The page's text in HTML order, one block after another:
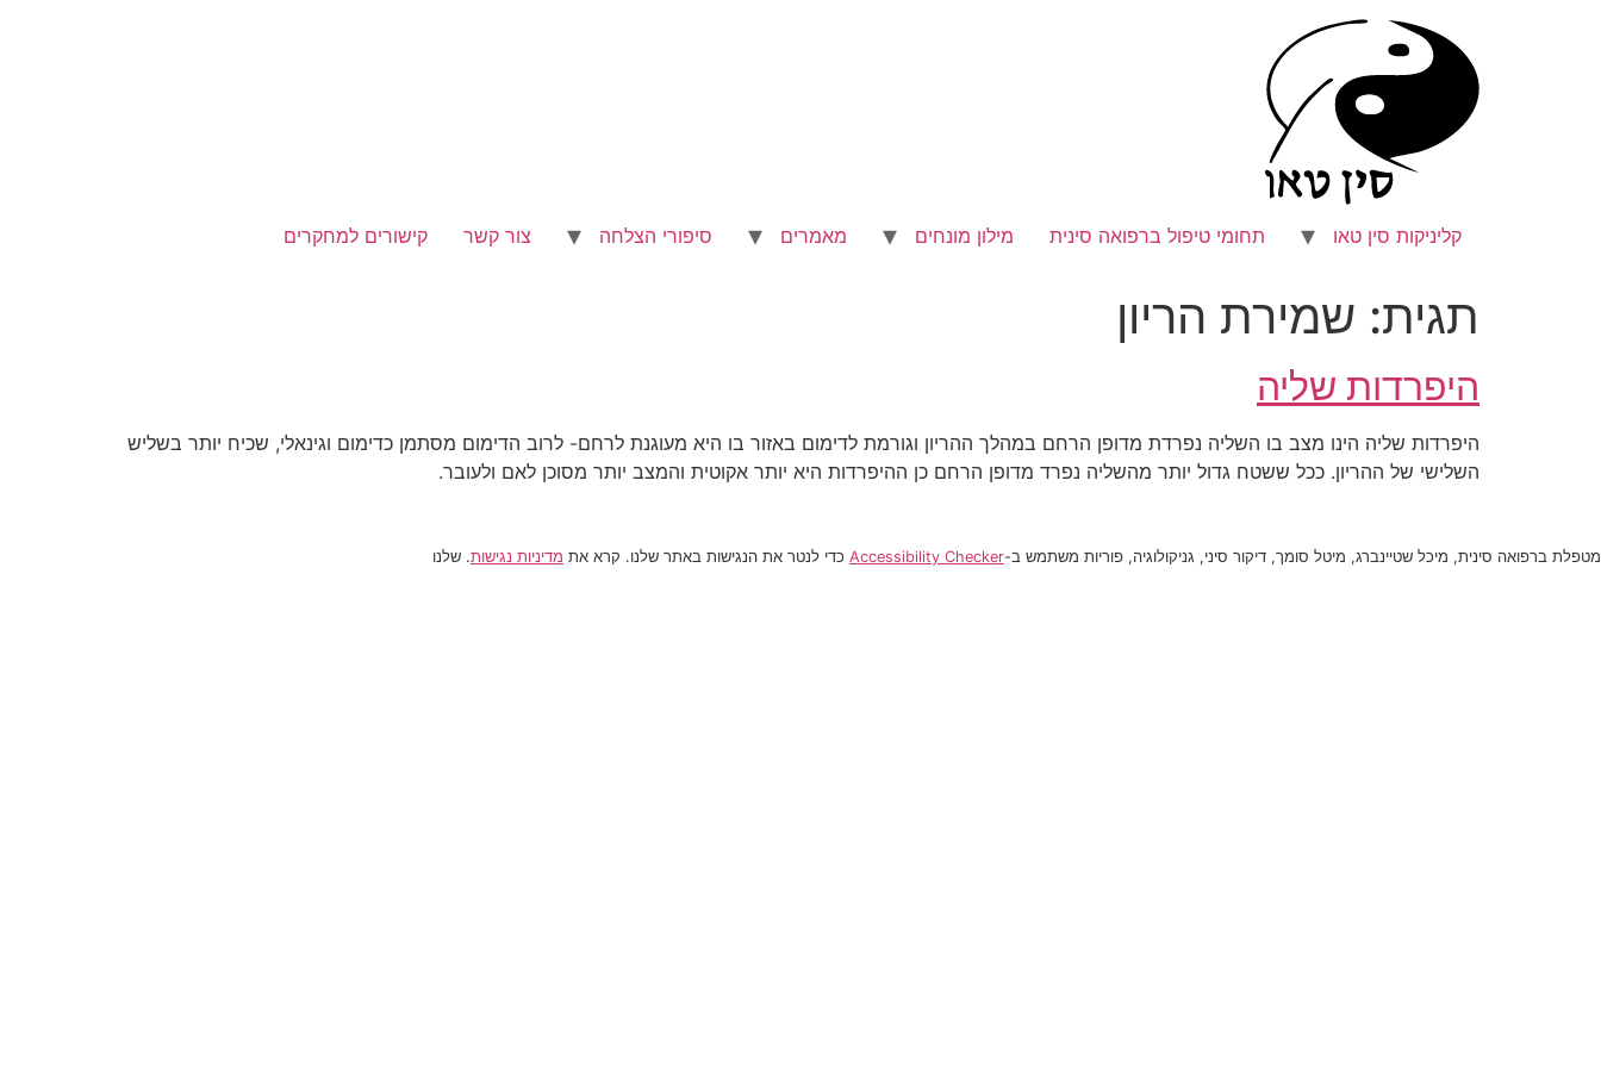
קליניקות סין טאו תחומי טיפול ברפואה סינית מילון מונחים מאמרים סיפורי הצלחה צור קשר קישורים למחקרים
תגית: שמירת הריון
היפרדות שליה
היפרדות שליה הינו מצב בו השליה נפרדת מדופן הרחם במהלך ההריון וגורמת לדימום באזור בו היא מעוגנת לרחם- לרוב הדימום מסתמן כדימום וגינאלי, שכיח יותר בשליש
השלישי של ההריון. ככל ששטח גדול יותר מהשליה נפרד מדופן הרחם כן ההיפרדות היא יותר אקוטית והמצב יותר מסוכן לאם ולעובר.
מטפלת ברפואה סינית, מיכל שטיינברג, מיטל סומך, דיקור סיני, גניקולוגיה, פוריות משתמש ב-Accessibility Checker כדי לנטר את הנגישות באתר שלנו. קרא את מדיניות נגישות. שלנו